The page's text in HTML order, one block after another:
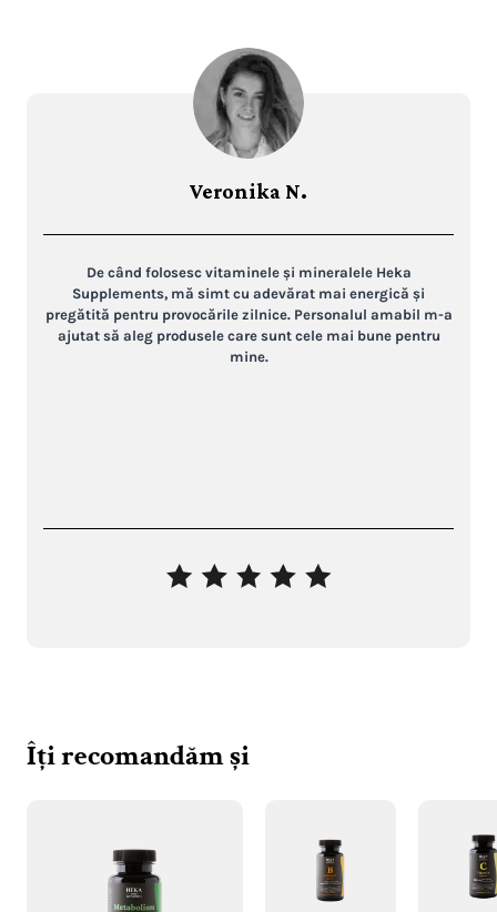
Veronika N.
De când folosesc vitaminele și mineralele Heka
Supplements, mă simt cu adevărat mai energică și
pregătită pentru provocările zilnice. Personalul amabil m-a
ajutat să aleg produsele care sunt cele mai bune pentru
mine.
Îți recomandăm și